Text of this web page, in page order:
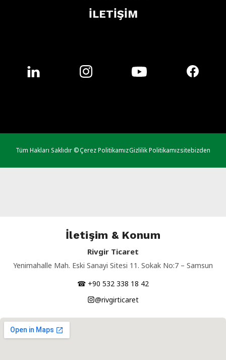
İLETİŞİM
Tüm Hakları Saklıdır ©Çerez PolitikamızGizlilik Politikamızsitebizden
İletişim & Konum
Rivgir Ticaret
Yenimahalle Mah. Eski Sanayi Sitesi 11. Sokak No:7 – Samsun
☎ +90 532 338 18 42
@rivgirticaret